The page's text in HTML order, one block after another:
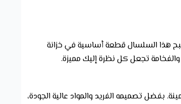
هذا السلسال قطعة أساسية في خزانة
تجعل كل نظرة إليك مميزة.
بفضل تصميمه الفريد والمواد عالية الجودة،